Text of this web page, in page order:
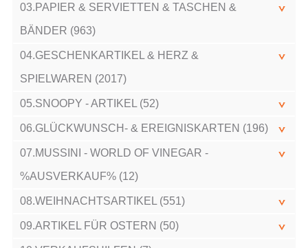
03.PAPIER & SERVIETTEN & TASCHEN &
BÄNDER (963)
04.GESCHENKARTIKEL & HERZ &
SPIELWAREN (2017)
05.SNOOPY - ARTIKEL (52)
06.GLÜCKWUNSCH- & EREIGNISKARTEN (196)
07.MUSSINI - WORLD OF VINEGAR -
%AUSVERKAUF% (12)
08.WEIHNACHTSARTIKEL (551)
09.ARTIKEL FÜR OSTERN (50)